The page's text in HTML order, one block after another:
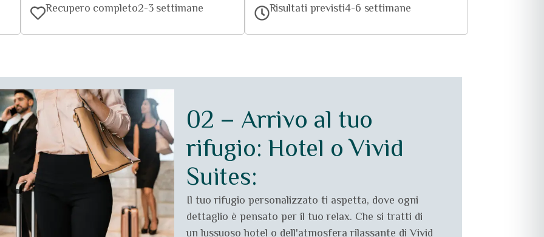
Recupero completo2-3 settimane Risultati previsti4-6 settimane
02 – Arrivo al tuo
rifugio: Hotel o Vivid
Suites:
Il tuo rifugio personalizzato ti aspetta, dove ogni
dettaglio è pensato per il tuo relax. Che si tratti di